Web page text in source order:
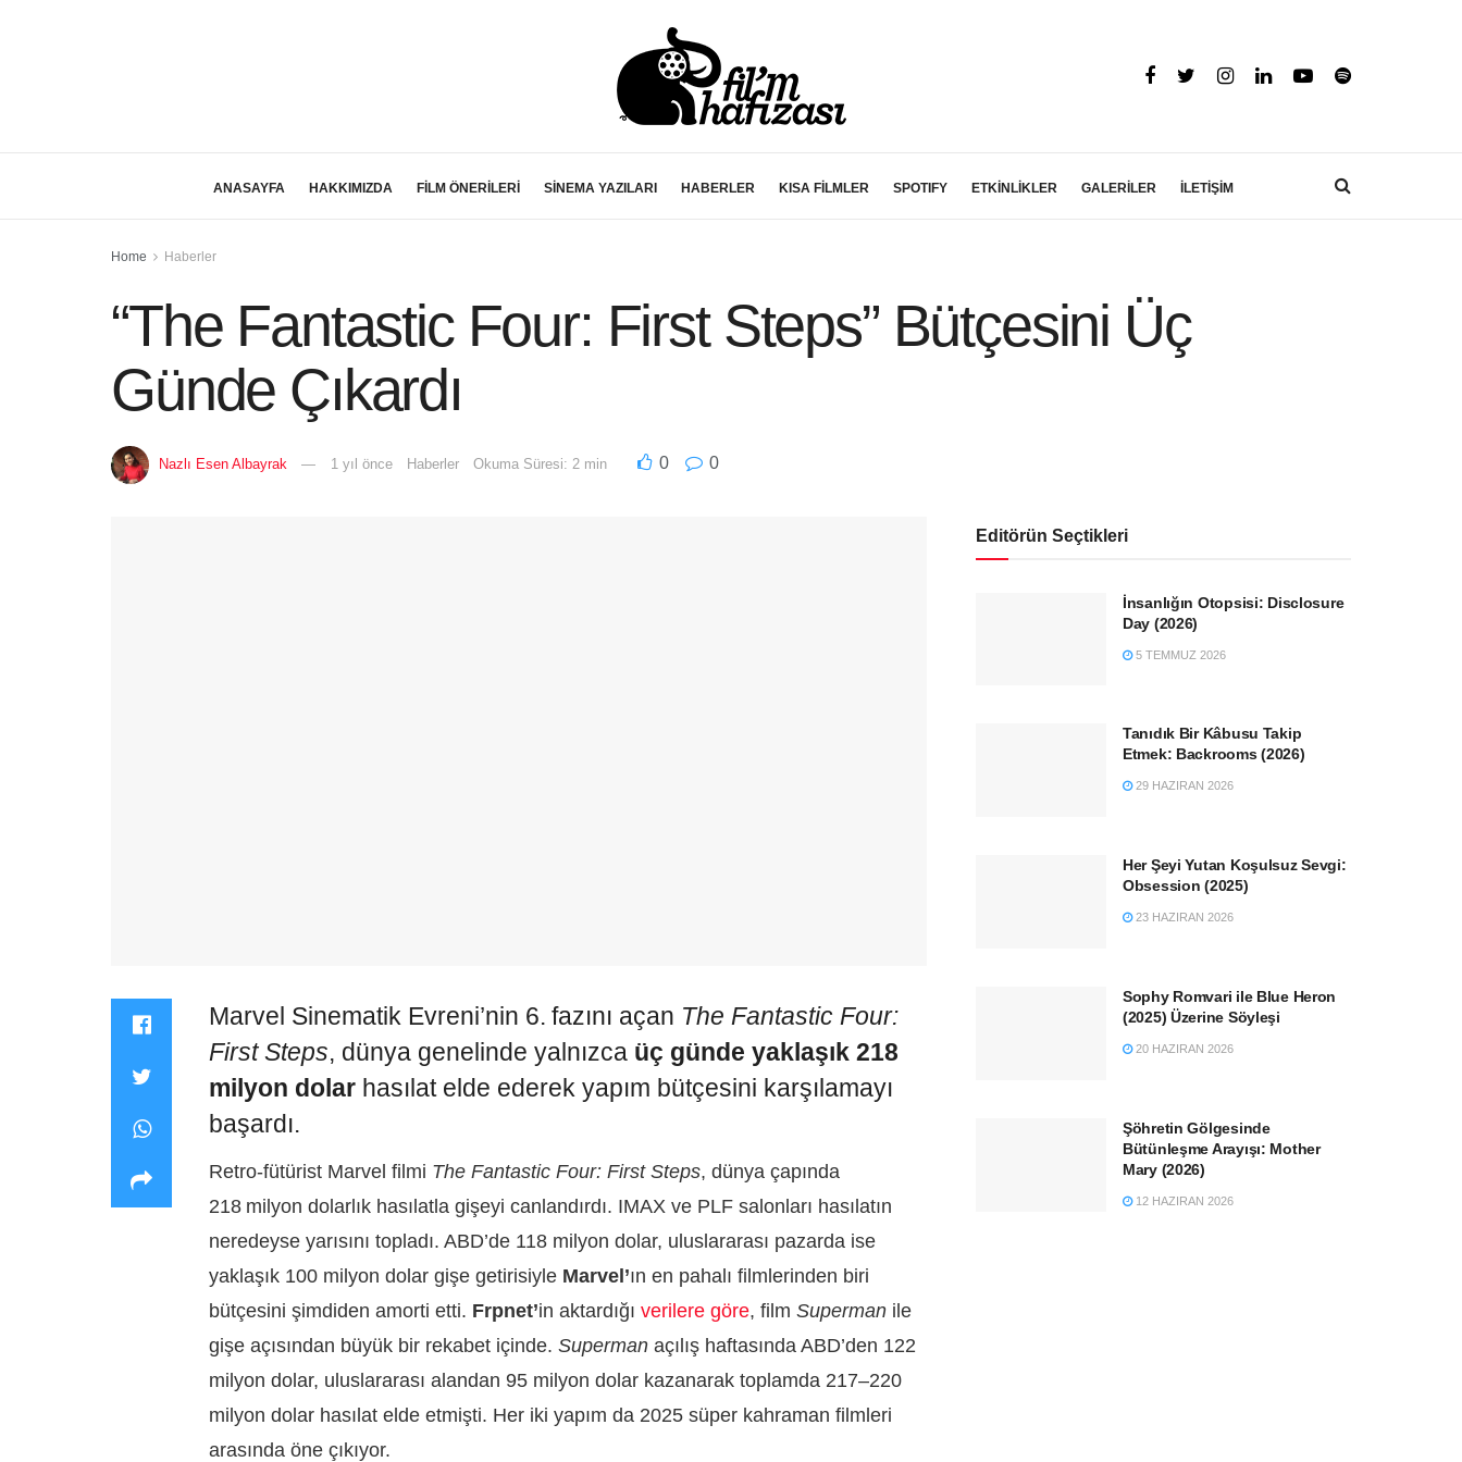
ANASAYFA HAKKIMIZDA FİLM ÖNERİLERİ SİNEMA YAZILARI HABERLER KISA FİLMLER SPOTIFY ETKİNLİKLER GALERİLER İLETİŞİM
Home Haberler
“The Fantastic Four: First Steps” Bütçesini Üç
Günde Çıkardı
Nazlı Esen Albayrak 1 yıl önce Haberler Okuma Süresi: 2 min 0 0
Marvel Sinematik Evreni’nin 6. fazını açan The Fantastic Four:
First Steps, dünya genelinde yalnızca üç günde yaklaşık 218
milyon dolar hasılat elde ederek yapım bütçesini karşılamayı
başardı.
Retro‑fütürist Marvel filmi The Fantastic Four: First Steps, dünya çapında
218 milyon dolarlık hasılatla gişeyi canlandırdı. IMAX ve PLF salonları hasılatın
neredeyse yarısını topladı. ABD’de 118 milyon dolar, uluslararası pazarda ise
yaklaşık 100 milyon dolar gişe getirisiyle Marvel’ın en pahalı filmlerinden biri
bütçesini şimdiden amorti etti. Frpnet’in aktardığı verilere göre, film Superman ile
gişe açısından büyük bir rekabet içinde. Superman açılış haftasında ABD’den 122
milyon dolar, uluslararası alandan 95 milyon dolar kazanarak toplamda 217–220
milyon dolar hasılat elde etmişti. Her iki yapım da 2025 süper kahraman filmleri
arasında öne çıkıyor.
Editörün Seçtikleri
İnsanlığın Otopsisi: Disclosure
Day (2026)
5 TEMMUZ 2026
Tanıdık Bir Kâbusu Takip
Etmek: Backrooms (2026)
29 HAZIRAN 2026
Her Şeyi Yutan Koşulsuz Sevgi:
Obsession (2025)
23 HAZIRAN 2026
Sophy Romvari ile Blue Heron
(2025) Üzerine Söyleşi
20 HAZIRAN 2026
Şöhretin Gölgesinde
Bütünleşme Arayışı: Mother
Mary (2026)
12 HAZIRAN 2026